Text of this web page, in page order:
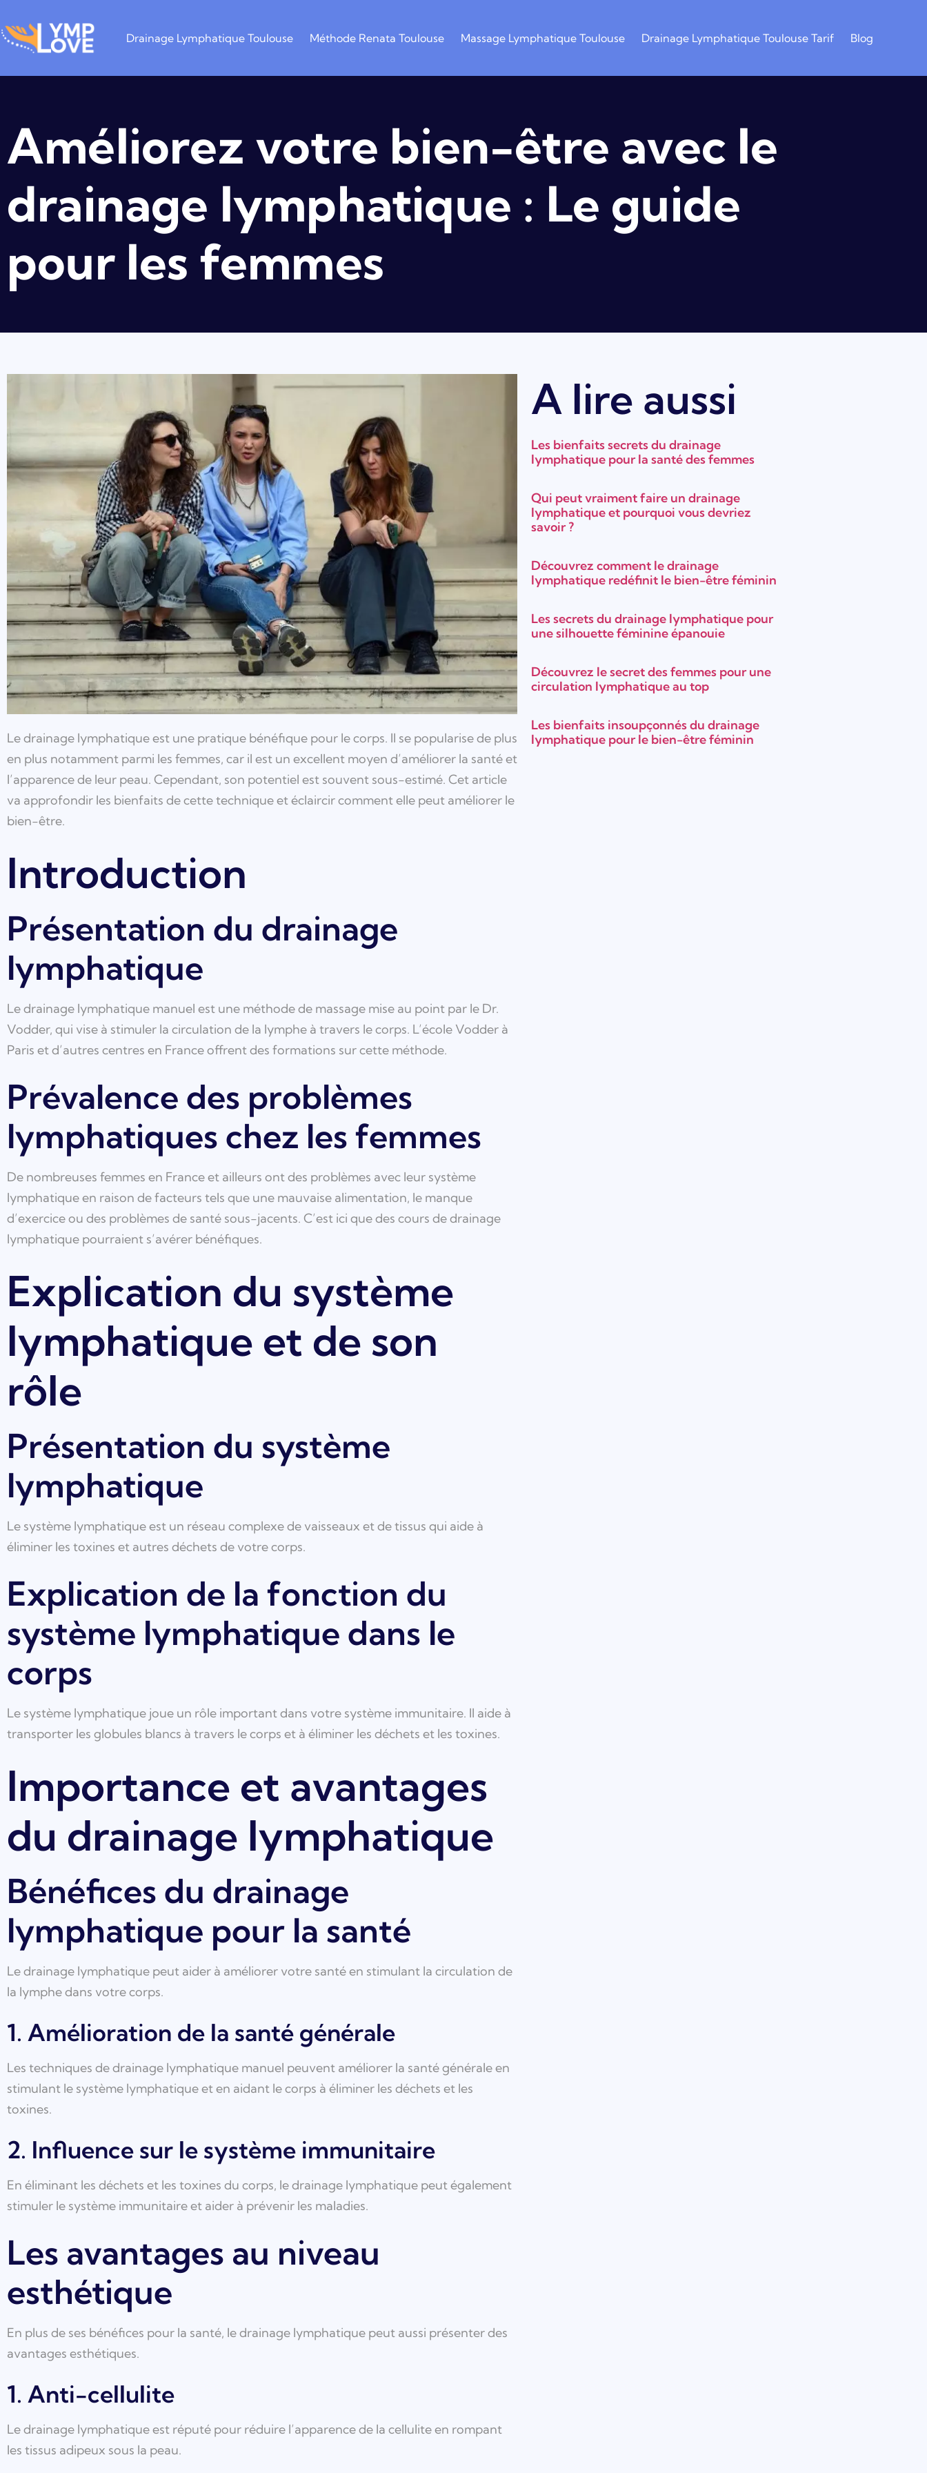
Drainage Lymphatique Toulouse Méthode Renata Toulouse Massage Lymphatique Toulouse Drainage Lymphatique Toulouse Tarif Blog
Améliorez votre bien-être avec le
drainage lymphatique : Le guide
pour les femmes
Le drainage lymphatique est une pratique bénéfique pour le corps. Il se popularise de plus
en plus notamment parmi les femmes, car il est un excellent moyen d’améliorer la santé et
l’apparence de leur peau. Cependant, son potentiel est souvent sous-estimé. Cet article
va approfondir les bienfaits de cette technique et éclaircir comment elle peut améliorer le
bien-être.
Introduction
Présentation du drainage
lymphatique
Le drainage lymphatique manuel est une méthode de massage mise au point par le Dr.
Vodder, qui vise à stimuler la circulation de la lymphe à travers le corps. L’école Vodder à
Paris et d’autres centres en France offrent des formations sur cette méthode.
Prévalence des problèmes
lymphatiques chez les femmes
De nombreuses femmes en France et ailleurs ont des problèmes avec leur système
lymphatique en raison de facteurs tels que une mauvaise alimentation, le manque
d’exercice ou des problèmes de santé sous-jacents. C’est ici que des cours de drainage
lymphatique pourraient s’avérer bénéfiques.
Explication du système
lymphatique et de son
rôle
Présentation du système
lymphatique
Le système lymphatique est un réseau complexe de vaisseaux et de tissus qui aide à
éliminer les toxines et autres déchets de votre corps.
Explication de la fonction du
système lymphatique dans le
corps
Le système lymphatique joue un rôle important dans votre système immunitaire. Il aide à
transporter les globules blancs à travers le corps et à éliminer les déchets et les toxines.
Importance et avantages
du drainage lymphatique
Bénéfices du drainage
lymphatique pour la santé
Le drainage lymphatique peut aider à améliorer votre santé en stimulant la circulation de
la lymphe dans votre corps.
1. Amélioration de la santé générale
Les techniques de drainage lymphatique manuel peuvent améliorer la santé générale en
stimulant le système lymphatique et en aidant le corps à éliminer les déchets et les
toxines.
2. Influence sur le système immunitaire
En éliminant les déchets et les toxines du corps, le drainage lymphatique peut également
stimuler le système immunitaire et aider à prévenir les maladies.
Les avantages au niveau
esthétique
En plus de ses bénéfices pour la santé, le drainage lymphatique peut aussi présenter des
avantages esthétiques.
1. Anti-cellulite
Le drainage lymphatique est réputé pour réduire l’apparence de la cellulite en rompant
les tissus adipeux sous la peau.
A lire aussi
Les bienfaits secrets du drainage
lymphatique pour la santé des femmes
Qui peut vraiment faire un drainage
lymphatique et pourquoi vous devriez
savoir ?
Découvrez comment le drainage
lymphatique redéfinit le bien-être féminin
Les secrets du drainage lymphatique pour
une silhouette féminine épanouie
Découvrez le secret des femmes pour une
circulation lymphatique au top
Les bienfaits insoupçonnés du drainage
lymphatique pour le bien-être féminin